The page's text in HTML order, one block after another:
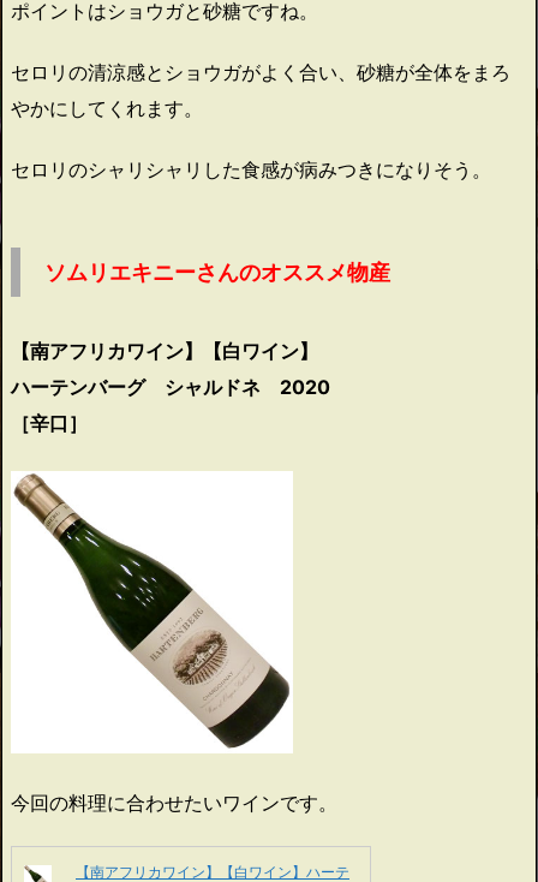
ポイントはショウガと砂糖ですね。
セロリの清涼感とショウガがよく合い、砂糖が全体をまろ
やかにしてくれます。
セロリのシャリシャリした食感が病みつきになりそう。
ソムリエキニーさんのオススメ物産
【南アフリカワイン】【白ワイン】
ハーテンバーグ シャルドネ 2020
［辛口］
今回の料理に合わせたいワインです。
【南アフリカワイン】【白ワイン】ハーテ